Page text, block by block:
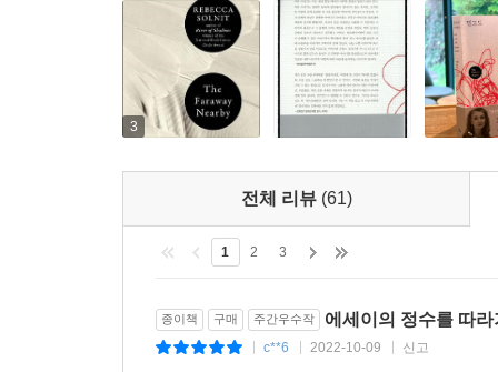
드러나기도 한다. 작가는 작가이기 전에 독자이
매우 친밀하지만, 지극히 외롭기도 한 그 행위 안
우리가 책이라고 부르는 물건은 진짜 책이 아니
책이 진짜 있어야 할 곳은 독자들의 머릿속, 관현
훗날 독자가 될 수도 있는 누군가에게 하는 행
상상할 수 없는 이야기를, 다른 이의 귀에 닿지
모르는 사람에게 침묵으로 말을 걸고, 그 이야
썰물 때의 단단하고 축축한 모래 위로 발자국이
3
전체 리뷰 (61)
1 2 3
종이책 구매 주간우수작 에세이의 정수를 따
c**6 2022-10-09 신고